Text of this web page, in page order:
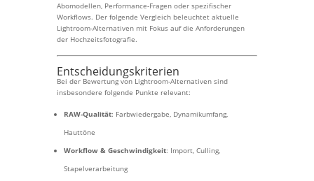
Abomodellen, Performance-Fragen oder spezifischer
Workflows. Der folgende Vergleich beleuchtet aktuelle
Lightroom-Alternativen mit Fokus auf die Anforderungen
der Hochzeitsfotografie.
Entscheidungskriterien
Bei der Bewertung von Lightroom-Alternativen sind
insbesondere folgende Punkte relevant:
RAW-Qualität: Farbwiedergabe, Dynamikumfang,
Hauttöne
Workflow & Geschwindigkeit: Import, Culling,
Stapelverarbeitung